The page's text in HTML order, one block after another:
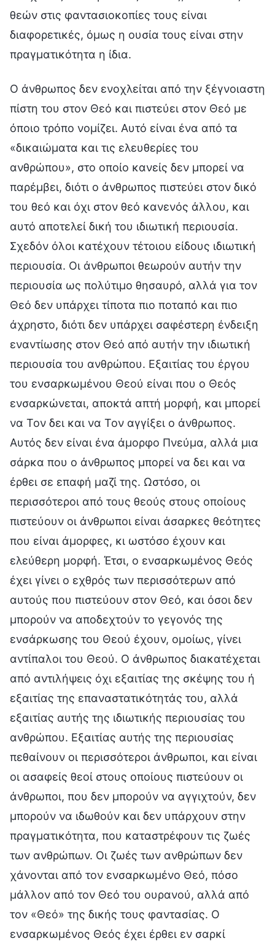
θεών στις φαντασιοκοπίες τους είναι
διαφορετικές, όμως η ουσία τους είναι στην
πραγματικότητα η ίδια.
Ο άνθρωπος δεν ενοχλείται από την ξέγνοιαστη
πίστη του στον Θεό και πιστεύει στον Θεό με
όποιο τρόπο νομίζει. Αυτό είναι ένα από τα
«δικαιώματα και τις ελευθερίες του
ανθρώπου», στο οποίο κανείς δεν μπορεί να
παρέμβει, διότι ο άνθρωπος πιστεύει στον δικό
του θεό και όχι στον θεό κανενός άλλου, και
αυτό αποτελεί δική του ιδιωτική περιουσία.
Σχεδόν όλοι κατέχουν τέτοιου είδους ιδιωτική
περιουσία. Οι άνθρωποι θεωρούν αυτήν την
περιουσία ως πολύτιμο θησαυρό, αλλά για τον
Θεό δεν υπάρχει τίποτα πιο ποταπό και πιο
άχρηστο, διότι δεν υπάρχει σαφέστερη ένδειξη
εναντίωσης στον Θεό από αυτήν την ιδιωτική
περιουσία του ανθρώπου. Εξαιτίας του έργου
του ενσαρκωμένου Θεού είναι που ο Θεός
ενσαρκώνεται, αποκτά απτή μορφή, και μπορεί
να Τον δει και να Τον αγγίξει ο άνθρωπος.
Αυτός δεν είναι ένα άμορφο Πνεύμα, αλλά μια
σάρκα που ο άνθρωπος μπορεί να δει και να
έρθει σε επαφή μαζί της. Ωστόσο, οι
περισσότεροι από τους θεούς στους οποίους
πιστεύουν οι άνθρωποι είναι άσαρκες θεότητες
που είναι άμορφες, κι ωστόσο έχουν και
ελεύθερη μορφή. Έτσι, ο ενσαρκωμένος Θεός
έχει γίνει ο εχθρός των περισσότερων από
αυτούς που πιστεύουν στον Θεό, και όσοι δεν
μπορούν να αποδεχτούν το γεγονός της
ενσάρκωσης του Θεού έχουν, ομοίως, γίνει
αντίπαλοι του Θεού. Ο άνθρωπος διακατέχεται
από αντιλήψεις όχι εξαιτίας της σκέψης του ή
εξαιτίας της επαναστατικότητάς του, αλλά
εξαιτίας αυτής της ιδιωτικής περιουσίας του
ανθρώπου. Εξαιτίας αυτής της περιουσίας
πεθαίνουν οι περισσότεροι άνθρωποι, και είναι
οι ασαφείς θεοί στους οποίους πιστεύουν οι
άνθρωποι, που δεν μπορούν να αγγιχτούν, δεν
μπορούν να ιδωθούν και δεν υπάρχουν στην
πραγματικότητα, που καταστρέφουν τις ζωές
των ανθρώπων. Οι ζωές των ανθρώπων δεν
χάνονται από τον ενσαρκωμένο Θεό, πόσο
μάλλον από τον Θεό του ουρανού, αλλά από
τον «Θεό» της δικής τους φαντασίας. Ο
ενσαρκωμένος Θεός έχει έρθει εν σαρκί